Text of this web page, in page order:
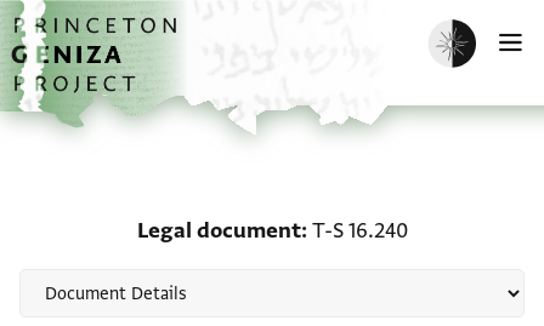
Skip to main content
home
Enable dark
Legal document T-S 16.240